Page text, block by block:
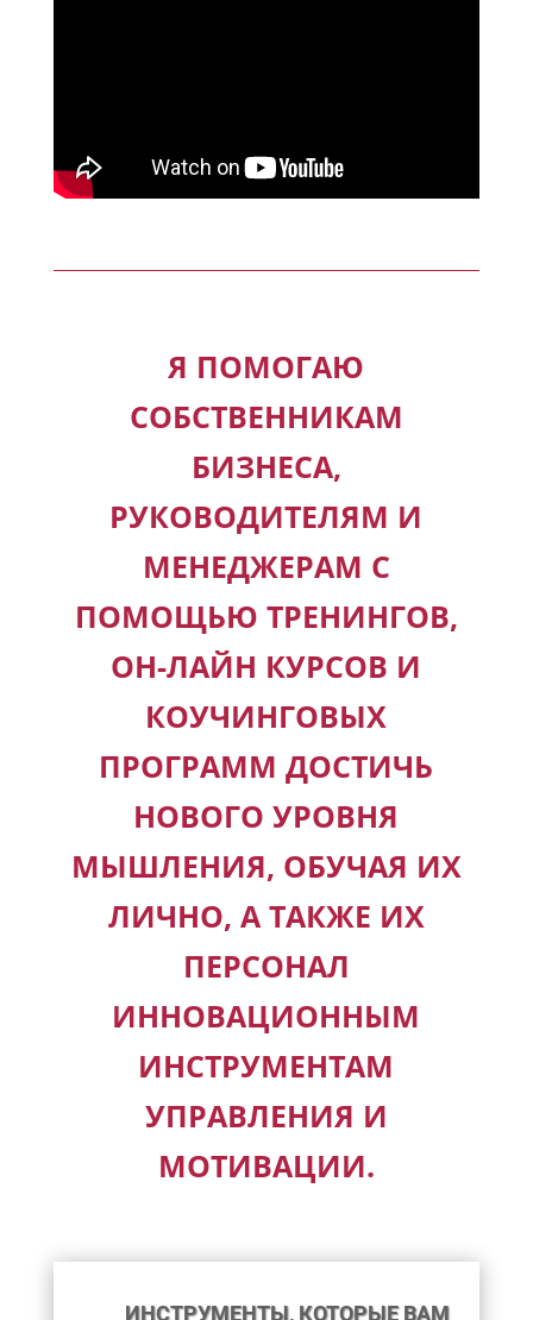
Я ПОМОГАЮ
СОБСТВЕННИКАМ
БИЗНЕСА,
РУКОВОДИТЕЛЯМ И
МЕНЕДЖЕРАМ С
ПОМОЩЬЮ ТРЕНИНГОВ,
ОН-ЛАЙН КУРСОВ И
КОУЧИНГОВЫХ
ПРОГРАММ ДОСТИЧЬ
НОВОГО УРОВНЯ
МЫШЛЕНИЯ, ОБУЧАЯ ИХ
ЛИЧНО, А ТАКЖЕ ИХ
ПЕРСОНАЛ
ИННОВАЦИОННЫМ
ИНСТРУМЕНТАМ
УПРАВЛЕНИЯ И
МОТИВАЦИИ.
ИНСТРУМЕНТЫ, КОТОРЫЕ ВАМ